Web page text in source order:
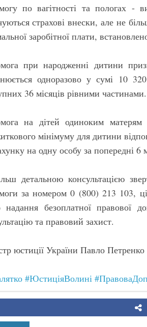
по вагітності та пологах -
страхові внески, але не
заробітної плати,
при народженні дитини
одноразово у сумі 10
36 місяців рівними частинами.
на дітей одиноким
мінімуму для дитини
на одну особу за попередні 6
детальною консультацією
за номером 0 (800) 213 103,
надання безоплатної правової
та правовий захист.
юстиції України Павло Петренко
#ЮстиціяВолині